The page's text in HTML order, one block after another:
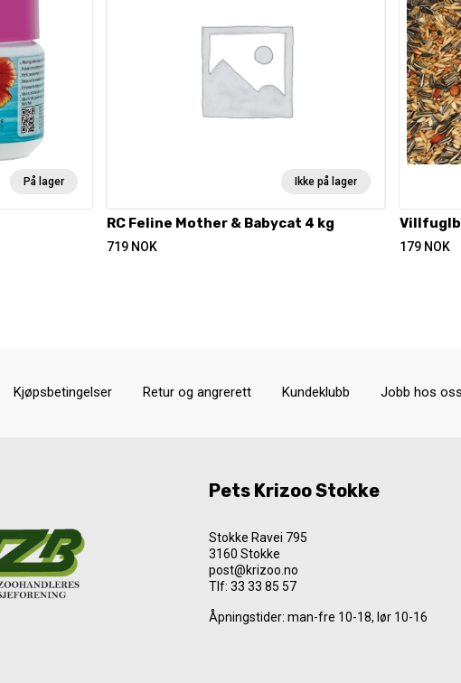
På lager Ikke på lager
RC Feline Mother & Babycat 4 kg
719 NOK 179 NOK
Kjøpsbetingelser Retur og angrerett Kundeklubb Jobb hos
Pets Krizoo Stokke
Stokke Ravei 795
3160 Stokke
post@krizoo.no
Tlf:33 33 85 57
Åpningstider: man-fre 10-18, lør 10-16